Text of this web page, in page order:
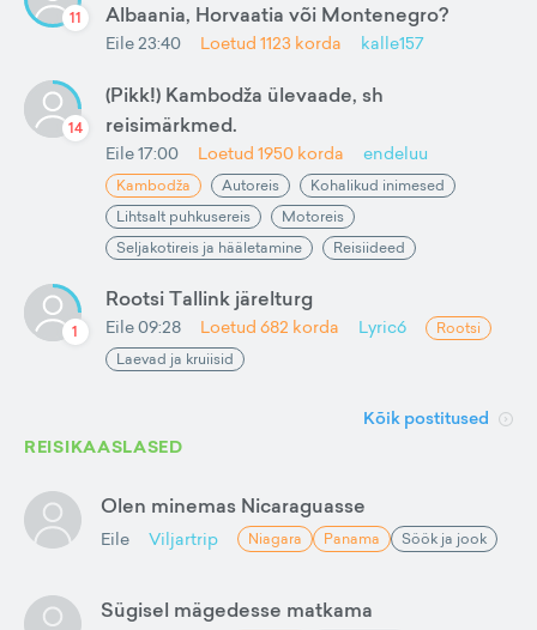
11
Albaania, Horvaatia või Montenegro?
Eile 23:40 Loetud 1123 korda kalle157
14
(Pikk!) Kambodža ülevaade, sh
reisimärkmed.
Eile 17:00 Loetud 1950 korda endeluu
Kambodža Autoreis
Kohalikud inimesed
Lihtsalt puhkusereis
Motoreis
Seljakotireis ja hääletamine
Reisiideed
1
Rootsi Tallink järelturg
Eile 09:28 Loetud 682 korda Lyric6
Rootsi
Laevad ja kruiisid
Kõik postitused
REISIKAASLASED
Olen minemas Nicaraguasse
Eile Viljartrip Niagara Panama Söök ja jook
Sügisel mägedesse matkama